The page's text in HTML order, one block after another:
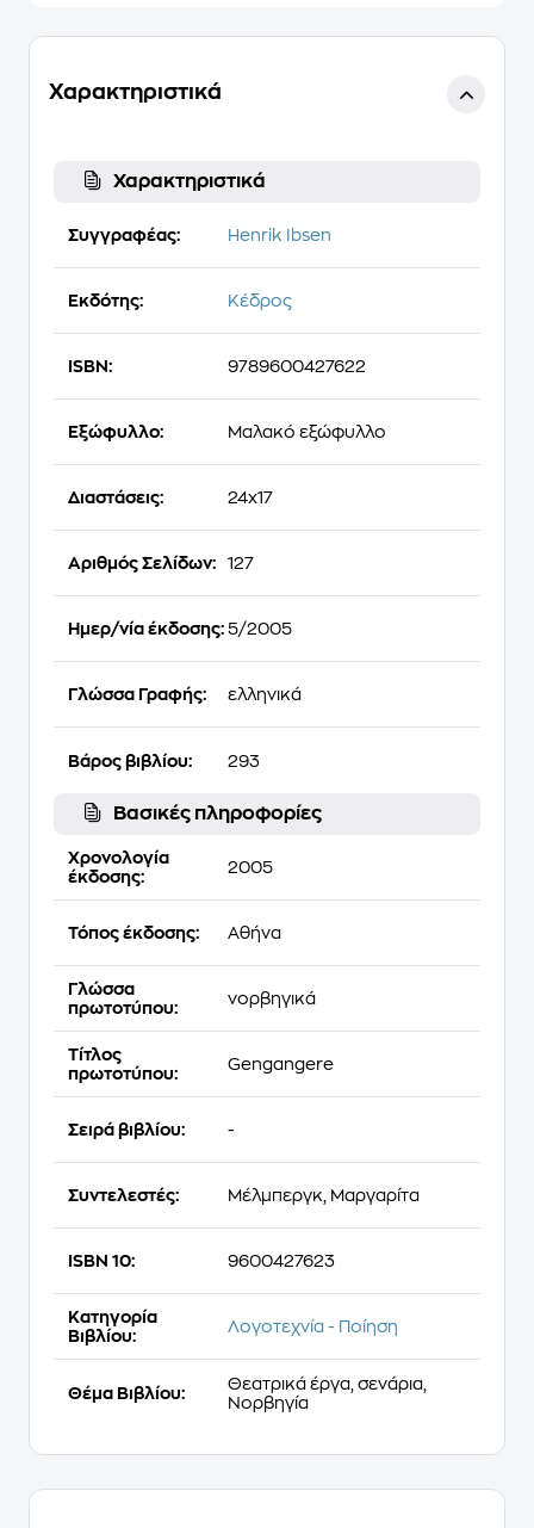
Χαρακτηριστικά
Χαρακτηριστικά
Συγγραφέας: Henrik Ibsen
Εκδότης: Κέδρος
ISBN: 9789600427622
Εξώφυλλο: Μαλακό εξώφυλλο
Διαστάσεις: 24x17
Αριθμός Σελίδων: 127
Ημερ/νία έκδοσης: 5/2005
Γλώσσα Γραφής: ελληνικά
Βάρος βιβλίου: 293
Βασικές πληροφορίες
Χρονολογία
έκδοσης:
2005
Τόπος έκδοσης: Αθήνα
Γλώσσα
πρωτοτύπου:
νορβηγικά
Τίτλος
πρωτοτύπου:
Gengangere
Σειρά βιβλίου: -
Συντελεστές: Μέλμπεργκ, Μαργαρίτα
ISBN 10: 9600427623
Κατηγορία
Βιβλίου:
Λογοτεχνία - Ποίηση
Θέμα Βιβλίου:
Θεατρικά έργα, σενάρια,
Νορβηγία